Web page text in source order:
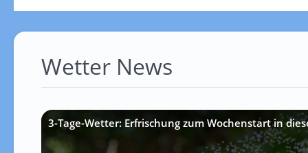
Wetter News
3-Tage-Wetter: Erfrischung zum Wochenstart in